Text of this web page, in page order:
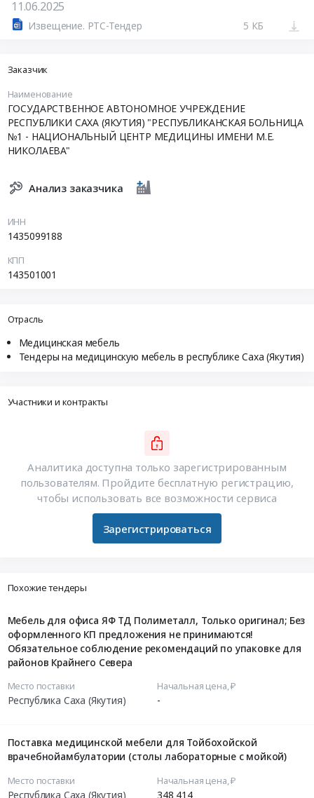
11.06.2025
Извещение. РТС-Тендер 5 КБ
Заказчик
Наименование
ГОСУДАРСТВЕННОЕ АВТОНОМНОЕ УЧРЕЖДЕНИЕ
РЕСПУБЛИКИ САХА (ЯКУТИЯ) "РЕСПУБЛИКАНСКАЯ БОЛЬНИЦА
№1 - НАЦИОНАЛЬНЫЙ ЦЕНТР МЕДИЦИНЫ ИМЕНИ М.Е.
НИКОЛАЕВА"
Анализ заказчика
ИНН
1435099188
КПП
143501001
Отрасль
Медицинская мебель
Тендеры на медицинскую мебель в республике Саха (Якутия)
Участники и контракты
Аналитика доступна только зарегистрированным
пользователям. Пройдите бесплатную регистрацию,
чтобы использовать все возможности сервиса
Зарегистрироваться
Похожие тендеры
Мебель для офиса ЯФ ТД Полиметалл, Только оригинал; Без
оформленного КП предложения не принимаются!
Обязательное соблюдение рекомендаций по упаковке для
районов Крайнего Севера
Место поставки
Республика Саха (Якутия)
Начальная цена, ₽
-
Поставка медицинской мебели для Тойбохойской
врачебнойамбулатории (столы лабораторные с мойкой)
Место поставки
Республика Саха (Якутия)
Начальная цена, ₽
348 414